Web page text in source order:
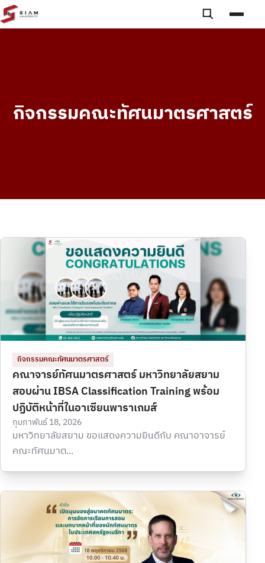
Skip to content
Toggle
กิจกรรมคณะทัศนมาตรศาสตร์
กิจกรรมคณะทัศนมาตรศาสตร์
คณาจารย์ทัศนมาตรศาสตร์ มหาวิทยาลัยสยาม
สอบผ่าน IBSA Classification Training พร้อม
ปฏิบัติหน้าที่ในอาเซียนพาราเกมส์
กุมภาพันธ์ 18, 2026
มหาวิทยาลัยสยาม ขอแสดงความยินดีกับ คณาอาจารย์
คณะทัศนมาต...